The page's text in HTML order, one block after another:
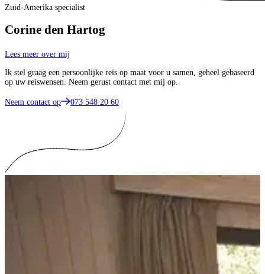
Zuid-Amerika specialist
Corine den Hartog
Lees meer over mij
Ik stel graag een persoonlijke reis op maat voor u samen, geheel gebaseerd
op uw reiswensen. Neem gerust contact met mij op.
Neem contact op 073 548 20 60